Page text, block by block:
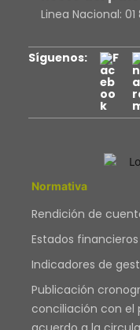
Normativa
Rendición de
Estados financieros
Indicadores de
Publicación
conciliación con el
Linea Nacional:
Síguenos: